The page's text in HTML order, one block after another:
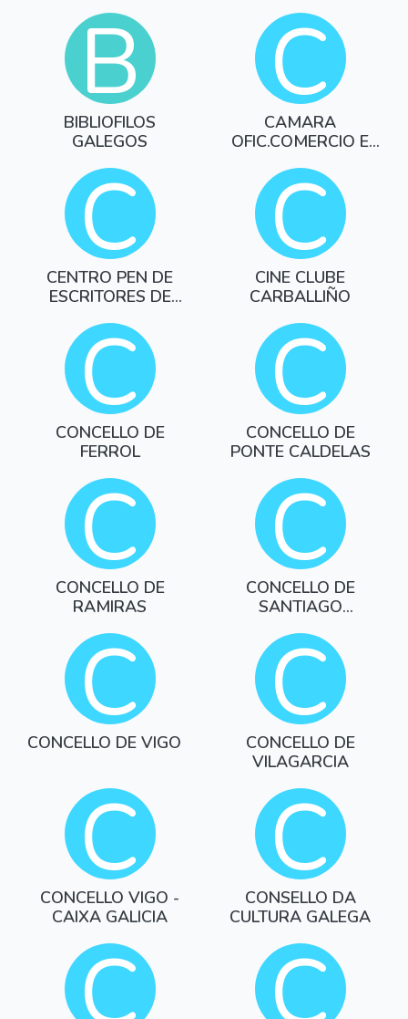
B
BIBLIOFILOS
GALEGOS
C
CAMARA
OFIC.COMERCIO E
C
CENTRO PEN DE
ESCRITORES DE
C
CINE CLUBE
CARBALLIÑO
C
CONCELLO DE
FERROL
C
CONCELLO DE
PONTE CALDELAS
C
CONCELLO DE
RAMIRAS
C
CONCELLO DE
SANTIAGO
C
CONCELLO DE VIGO C
CONCELLO DE
VILAGARCIA
C
CONCELLO VIGO -
CAIXA GALICIA
C
CONSELLO DA
CULTURA GALEGA
C C